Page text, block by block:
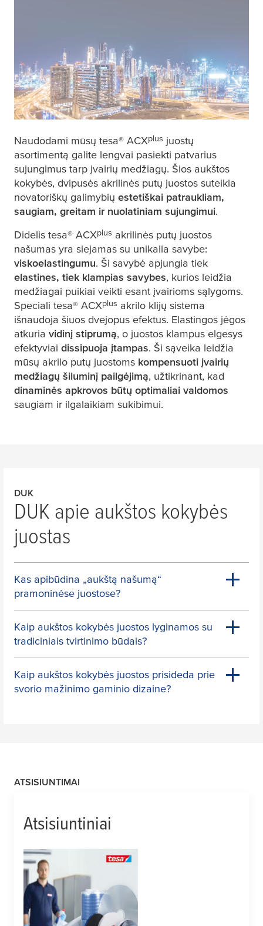
Naudodami mūsų tesa® ACXplus juostų
asortimentą galite lengvai pasiekti patvarius
sujungimus tarp įvairių medžiagų. Šios aukštos
kokybės, dvipusės akrilinės putų juostos suteikia
novatoriškų galimybių estetiškai patraukliam,
saugiam, greitam ir nuolatiniam sujungimui.
Didelis tesa® ACXplus akrilinės putų juostos
našumas yra siejamas su unikalia savybe:
viskoelastingumu. Ši savybė apjungia tiek
elastines, tiek klampias savybes, kurios leidžia
medžiagai puikiai veikti esant įvairioms sąlygoms.
Speciali tesa® ACXplus akrilo klijų sistema
išnaudoja šiuos dvejopus efektus. Elastingos jėgos
atkuria vidinį stiprumą, o juostos klampus elgesys
efektyviai dissipuoja įtampas. Ši sąveika leidžia
mūsų akrilo putų juostoms kompensuoti įvairių
medžiagų šiluminį pailgėjimą, užtikrinant, kad
dinaminės apkrovos būtų optimaliai valdomos
saugiam ir ilgalaikiam sukibimui.
DUK
DUK apie aukštos kokybės
juostas
Kas apibūdina „aukštą našumą“
pramoninėse juostose?
Kaip aukštos kokybės juostos lyginamos su
tradiciniais tvirtinimo būdais?
Kaip aukštos kokybės juostos prisideda prie
svorio mažinimo gaminio dizaine?
ATSISIUNTIMAI
Atsisiuntiniai